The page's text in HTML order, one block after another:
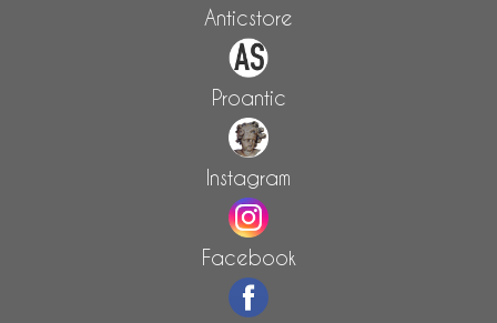
Anticstore
Proantic
Instagram
Facebook